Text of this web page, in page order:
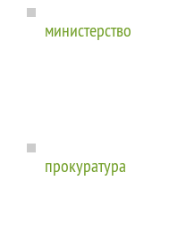
министерство
прокуратура